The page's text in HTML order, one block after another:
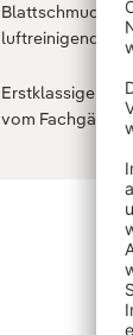
Erstklassige